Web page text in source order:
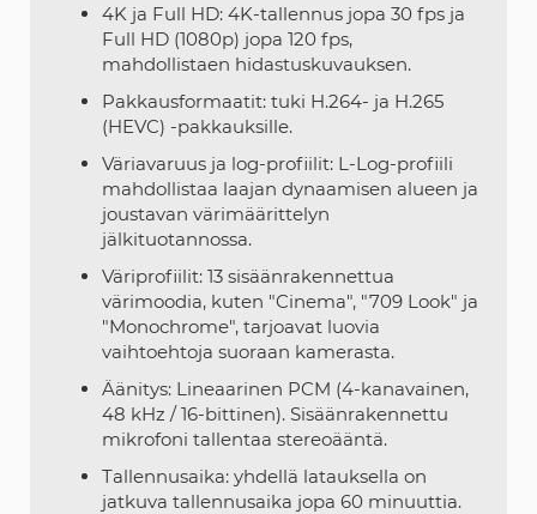
4K ja Full HD: 4K-tallennus jopa 30 fps ja
Full HD (1080p) jopa 120 fps,
mahdollistaen hidastuskuvauksen.
Pakkausformaatit: tuki H.264- ja H.265
(HEVC) -pakkauksille.
Väriavaruus ja log-profiilit: L-Log-profiili
mahdollistaa laajan dynaamisen alueen ja
joustavan värimäärittelyn
jälkituotannossa.
Väriprofiilit: 13 sisäänrakennettua
värimoodia, kuten "Cinema", "709 Look" ja
"Monochrome", tarjoavat luovia
vaihtoehtoja suoraan kamerasta.
Äänitys: Lineaarinen PCM (4-kanavainen,
48 kHz / 16-bittinen). Sisäänrakennettu
mikrofoni tallentaa stereoääntä.
Tallennusaika: yhdellä latauksella on
jatkuva tallennusaika jopa 60 minuuttia.